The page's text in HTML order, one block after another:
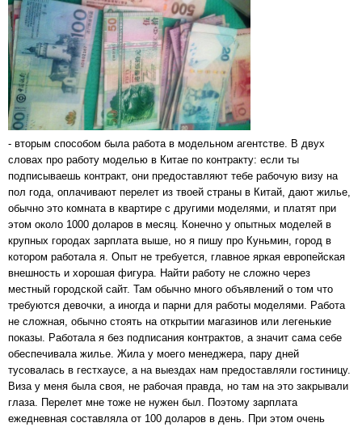
- вторым способом была работа в модельном агентстве. В двух
словах про работу моделью в Китае по контракту: если ты
подписываешь контракт, они предоставляют тебе рабочую визу на
пол года, оплачивают перелет из твоей страны в Китай, дают жилье,
обычно это комната в квартире с другими моделями, и платят при
этом около 1000 доларов в месяц. Конечно у опытных моделей в
крупных городах зарплата выше, но я пишу про Куньмин, город в
котором работала я. Опыт не требуется, главное яркая европейская
внешность и хорошая фигура. Найти работу не сложно через
местный городской сайт. Там обычно много объявлений о том что
требуются девочки, а иногда и парни для работы моделями. Работа
не сложная, обычно стоять на открытии магазинов или легенькие
показы. Работала я без подписания контрактов, а значит сама себе
обеспечивала жилье. Жила у моего менеджера, пару дней
тусовалась в гестхаусе, а на выездах нам предоставляли гостиницу.
Виза у меня была своя, не рабочая правда, но там на это закрывали
глаза. Перелет мне тоже не нужен был. Поэтому зарплата
ежедневная составляла от 100 доларов в день. При этом очень